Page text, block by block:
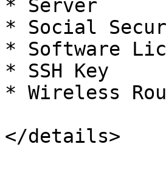
* Server
* Social
* Software
* SSH Key
* Wireless
</details>